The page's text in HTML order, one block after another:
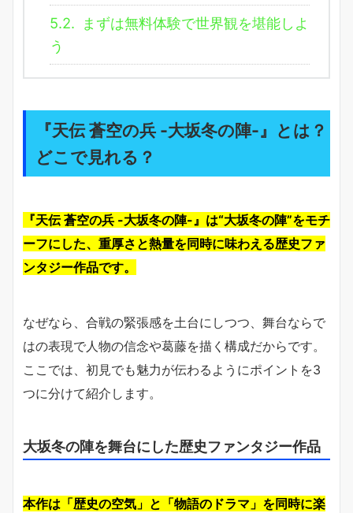
5.2.
まずは無料体験で世界観を堪能しよ
う
『天伝 蒼空の兵 -大坂冬の陣-』とは？
どこで見れる？
『天伝 蒼空の兵 -大坂冬の陣-』は“大坂冬の陣”をモチ
ーフにした、重厚さと熱量を同時に味わえる歴史ファ
ンタジー作品です。
なぜなら、合戦の緊張感を土台にしつつ、舞台ならで
はの表現で人物の信念や葛藤を描く構成だからです。
ここでは、初見でも魅力が伝わるようにポイントを3
つに分けて紹介します。
大坂冬の陣を舞台にした歴史ファンタジー作品
本作は「歴史の空気」と「物語のドラマ」を同時に楽